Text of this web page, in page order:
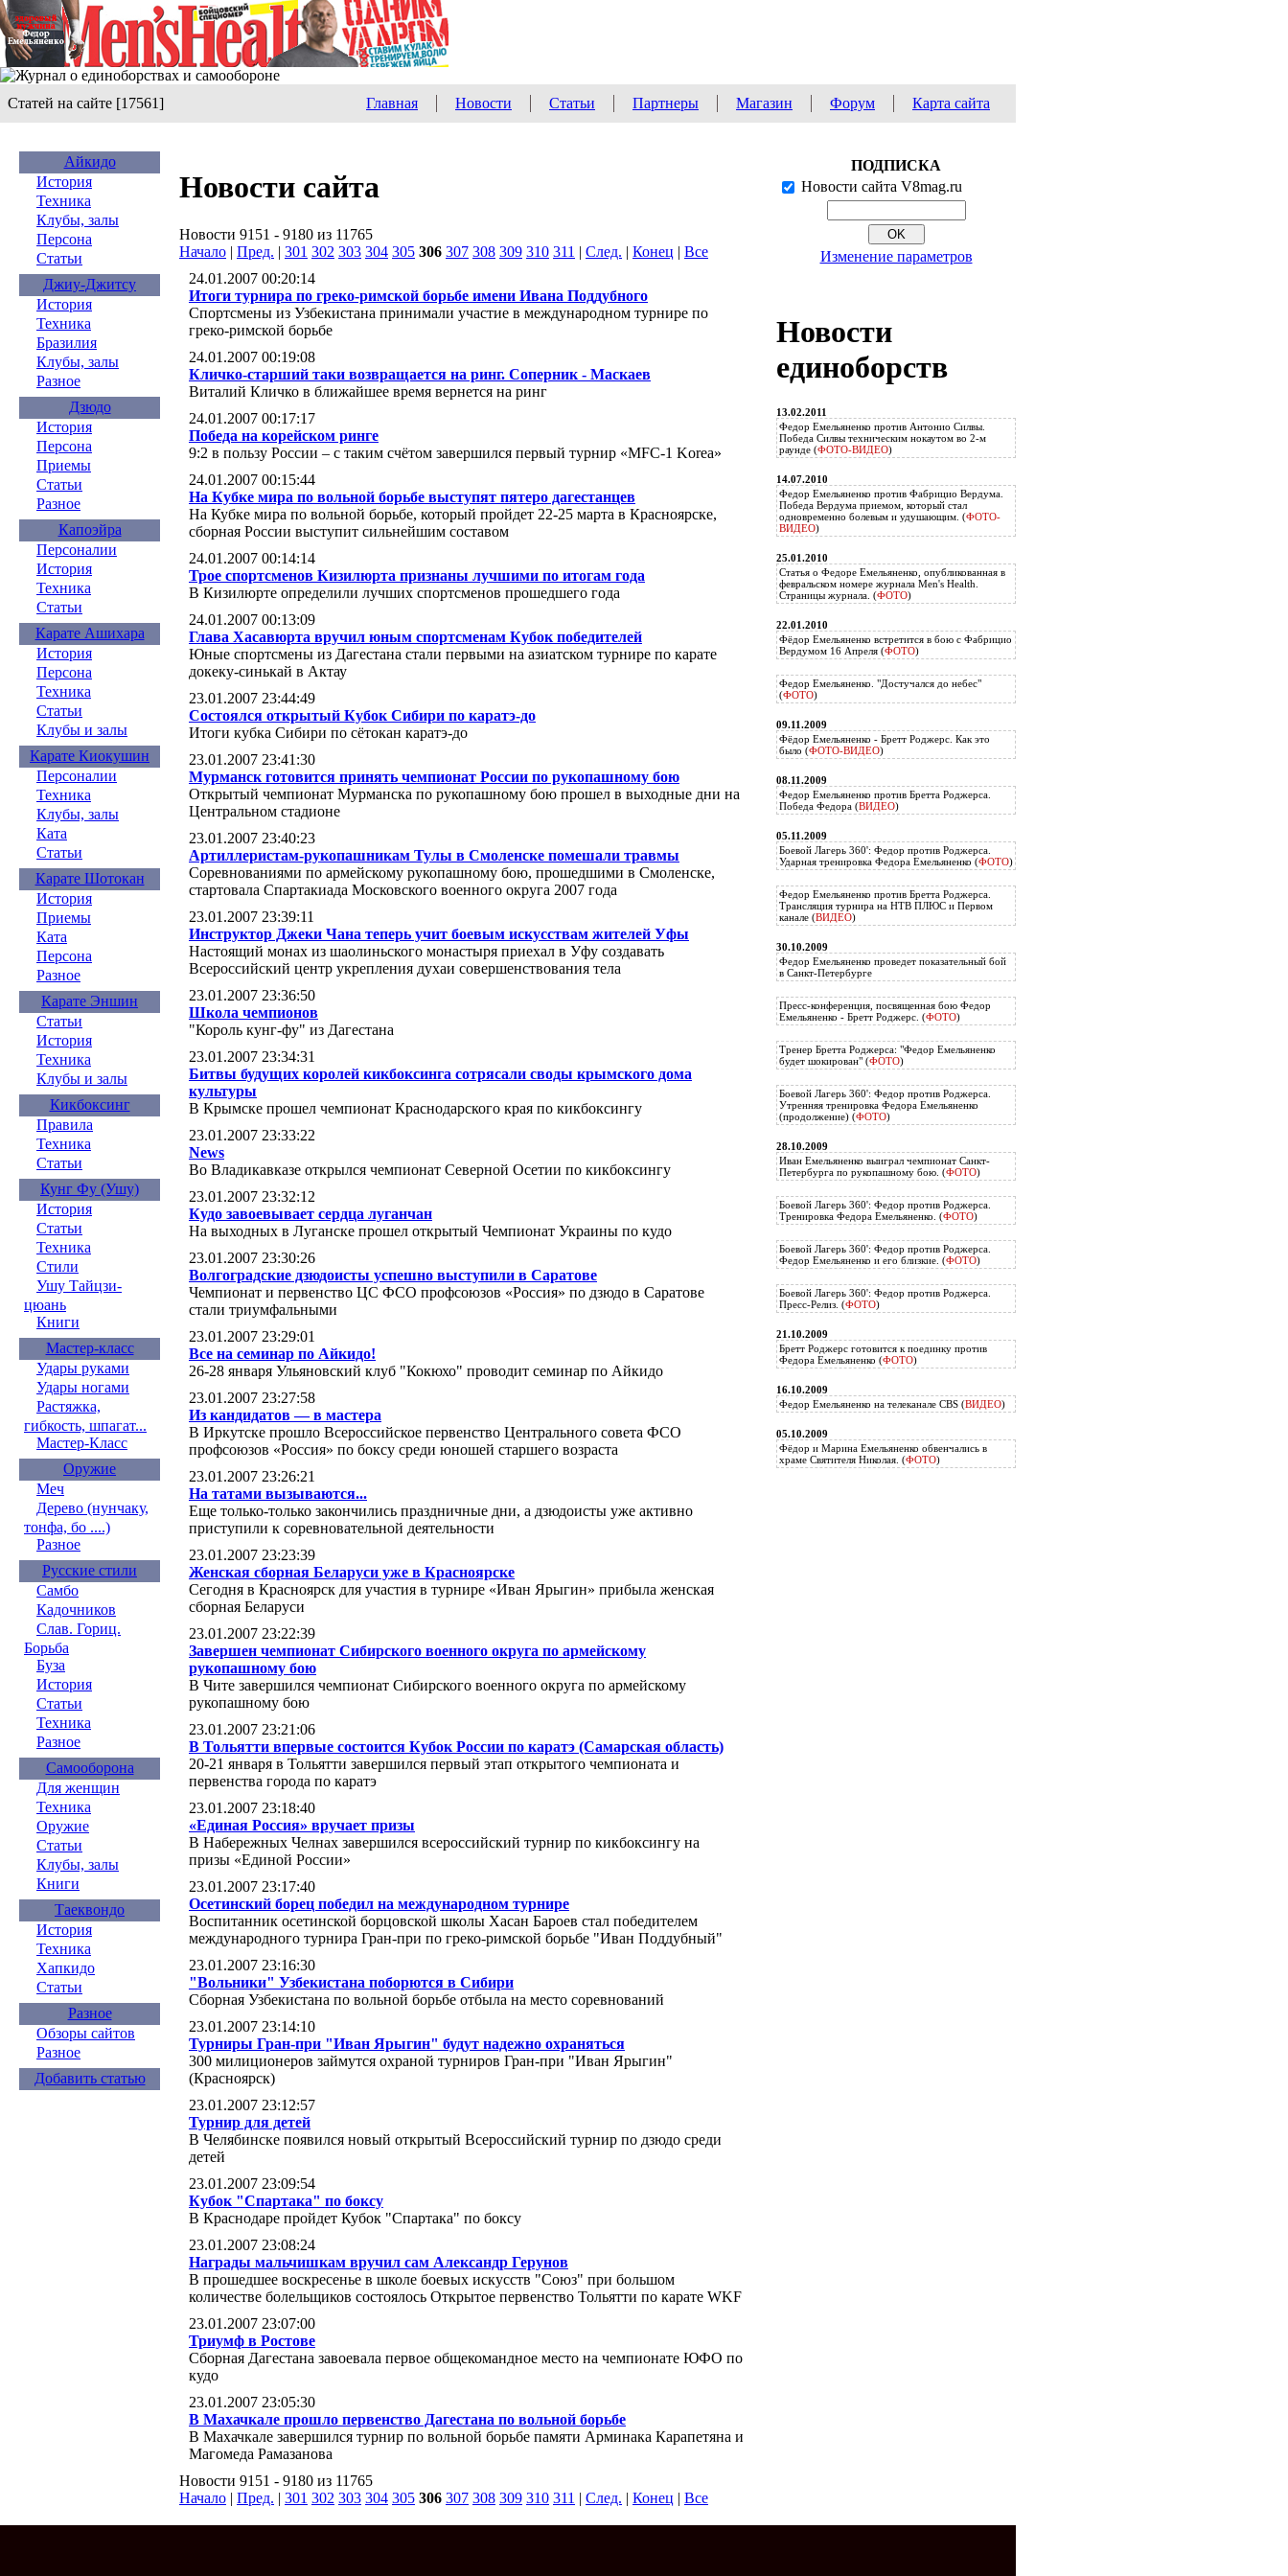
Статей на сайте [17561] Главная Новости Статьи Партнеры Магазин Форум Карта сайта
Айкидо
История
Техника
Клубы, залы
Персона
Статьи
Джиу-Джитсу
История
Техника
Бразилия
Клубы, залы
Разное
Дзюдо
История
Персона
Приемы
Статьи
Разное
Капоэйра
Персоналии
История
Техника
Статьи
Карате Ашихара
История
Персона
Техника
Статьи
Клубы и залы
Карате Киокушин
Персоналии
Техника
Клубы, залы
Ката
Статьи
Карате Шотокан
История
Приемы
Ката
Персона
Разное
Карате Эншин
Статьи
История
Техника
Клубы и залы
Кикбоксинг
Правила
Техника
Статьи
Кунг Фу (Ушу)
История
Статьи
Техника
Стили
Ушу Тайцзи-
цюань
Книги
Мастер-класс
Удары руками
Удары ногами
Растяжка,
гибкость, шпагат...
Мастер-Класс
Оружие
Меч
Дерево (нунчаку,
тонфа, бо ....)
Разное
Русские стили
Самбо
Кадочников
Слав. Гориц.
Борьба
Буза
История
Статьи
Техника
Разное
Самооборона
Для женщин
Техника
Оружие
Статьи
Клубы, залы
Книги
Таеквондо
История
Техника
Хапкидо
Статьи
Разное
Обзоры сайтов
Разное
Добавить статью
Новости сайта
Новости 9151 - 9180 из 11765
Начало | Пред. | 301 302 303 304 305 306 307 308 309 310 311 | След. | Конец | Все
24.01.2007 00:20:14
Итоги турнира по греко-римской борьбе имени Ивана Поддубного
Спортсмены из Узбекистана принимали участие в международном турнире по
греко-римской борьбе
24.01.2007 00:19:08
Кличко-старший таки возвращается на ринг. Соперник - Маскаев
Виталий Кличко в ближайшее время вернется на ринг
24.01.2007 00:17:17
Победа на корейском ринге
9:2 в пользу России – с таким счётом завершился первый турнир «MFC-1 Korea»
24.01.2007 00:15:44
На Кубке мира по вольной борьбе выступят пятеро дагестанцев
На Кубке мира по вольной борьбе, который пройдет 22-25 марта в Красноярске,
сборная России выступит сильнейшим составом
24.01.2007 00:14:14
Трое спортсменов Кизилюрта признаны лучшими по итогам года
В Кизилюрте определили лучших спортсменов прошедшего года
24.01.2007 00:13:09
Глава Хасавюрта вручил юным спортсменам Кубок победителей
Юные спортсмены из Дагестана стали первыми на азиатском турнире по карате
докеку-синькай в Актау
23.01.2007 23:44:49
Состоялся открытый Кубок Сибири по каратэ-до
Итоги кубка Сибири по сётокан каратэ-до
23.01.2007 23:41:30
Мурманск готовится принять чемпионат России по рукопашному бою
Открытый чемпионат Мурманска по рукопашному бою прошел в выходные дни на
Центральном стадионе
23.01.2007 23:40:23
Артиллеристам-рукопашникам Тулы в Смоленске помешали травмы
Соревнованиями по армейскому рукопашному бою, прошедшими в Смоленске,
стартовала Спартакиада Московского военного округа 2007 года
23.01.2007 23:39:11
Инструктор Джеки Чана теперь учит боевым искусствам жителей Уфы
Настоящий монах из шаолиньского монастыря приехал в Уфу создавать
Всероссийский центр укрепления духаи совершенствования тела
23.01.2007 23:36:50
Школа чемпионов
"Король кунг-фу" из Дагестана
23.01.2007 23:34:31
Битвы будущих королей кикбоксинга сотрясали своды крымского дома
культуры
В Крымске прошел чемпионат Краснодарского края по кикбоксингу
23.01.2007 23:33:22
News
Во Владикавказе открылся чемпионат Северной Осетии по кикбоксингу
23.01.2007 23:32:12
Кудо завоевывает сердца луганчан
На выходных в Луганске прошел открытый Чемпионат Украины по кудо
23.01.2007 23:30:26
Волгоградские дзюдоисты успешно выступили в Саратове
Чемпионат и первенство ЦС ФСО профсоюзов «Россия» по дзюдо в Саратове
стали триумфальными
23.01.2007 23:29:01
Все на семинар по Айкидо!
26-28 января Ульяновский клуб "Кокюхо" проводит семинар по Айкидо
23.01.2007 23:27:58
Из кандидатов — в мастера
В Иркутске прошло Всероссийское первенство Центрального совета ФСО
профсоюзов «Россия» по боксу среди юношей старшего возраста
23.01.2007 23:26:21
На татами вызываются...
Еще только-только закончились праздничные дни, а дзюдоисты уже активно
приступили к соревновательной деятельности
23.01.2007 23:23:39
Женская сборная Беларуси уже в Красноярске
Сегодня в Красноярск для участия в турнире «Иван Ярыгин» прибыла женская
сборная Беларуси
23.01.2007 23:22:39
Завершен чемпионат Сибирского военного округа по армейскому
рукопашному бою
В Чите завершился чемпионат Сибирского военного округа по армейскому
рукопашному бою
23.01.2007 23:21:06
В Тольятти впервые состоится Кубок России по каратэ (Самарская область)
20-21 января в Тольятти завершился первый этап открытого чемпионата и
первенства города по каратэ
23.01.2007 23:18:40
«Единая Россия» вручает призы
В Набережных Челнах завершился всероссийский турнир по кикбоксингу на
призы «Единой России»
23.01.2007 23:17:40
Осетинский борец победил на международном турнире
Воспитанник осетинской борцовской школы Хасан Бароев стал победителем
международного турнира Гран-при по греко-римской борьбе "Иван Поддубный"
23.01.2007 23:16:30
"Вольники" Узбекистана поборются в Сибири
Сборная Узбекистана по вольной борьбе отбыла на место соревнований
23.01.2007 23:14:10
Турниры Гран-при "Иван Ярыгин" будут надежно охраняться
300 милиционеров займутся охраной турниров Гран-при "Иван Ярыгин"
(Красноярск)
23.01.2007 23:12:57
Турнир для детей
В Челябинске появился новый открытый Всероссийский турнир по дзюдо среди
детей
23.01.2007 23:09:54
Кубок "Спартака" по боксу
В Краснодаре пройдет Кубок "Спартака" по боксу
23.01.2007 23:08:24
Награды мальчишкам вручил сам Александр Герунов
В прошедшее воскресенье в школе боевых искусств "Союз" при большом
количестве болельщиков состоялось Открытое первенство Тольятти по карате WKF
23.01.2007 23:07:00
Триумф в Ростове
Сборная Дагестана завоевала первое общекомандное место на чемпионате ЮФО по
кудо
23.01.2007 23:05:30
В Махачкале прошло первенство Дагестана по вольной борьбе
В Махачкале завершился турнир по вольной борьбе памяти Арминака Карапетяна и
Магомеда Рамазанова
Новости 9151 - 9180 из 11765
Начало | Пред. | 301 302 303 304 305 306 307 308 309 310 311 | След. | Конец | Все
ПОДПИСКА
Новости сайта V8mag.ru
Изменение параметров
Новости
единоборств
13.02.2011
Федор Емельяненко против Антонио Силвы.
Победа Силвы техническим нокаутом во 2-м
раунде (ФОТО-ВИДЕО)
14.07.2010
Федор Емельяненко против Фабрицио Вердума.
Победа Вердума приемом, который стал
одновременно болевым и удушающим. (ФОТО-
ВИДЕО)
25.01.2010
Статья о Федоре Емельяненко, опубликованная в
февральском номере журнала Men's Health.
Страницы журнала. (ФОТО)
22.01.2010
Фёдор Емельяненко встретится в бою с Фабрицио
Вердумом 16 Апреля (ФОТО)
Федор Емельяненко. "Достучался до небес"
(ФОТО)
09.11.2009
Фёдор Емельяненко - Бретт Роджерс. Как это
было (ФОТО-ВИДЕО)
08.11.2009
Федор Емельяненко против Бретта Роджерса.
Победа Федора (ВИДЕО)
05.11.2009
Боевой Лагерь 360': Федор против Роджерса.
Ударная тренировка Федора Емельяненко (ФОТО)
Федор Емельяненко против Бретта Роджерса.
Трансляция турнира на НТВ ПЛЮС и Первом
канале (ВИДЕО)
30.10.2009
Федор Емельяненко проведет показательный бой
в Санкт-Петербурге
Пресс-конференция, посвященная бою Федор
Емельяненко - Бретт Роджерс. (ФОТО)
Тренер Бретта Роджерса: "Федор Емельяненко
будет шокирован" (ФОТО)
Боевой Лагерь 360': Федор против Роджерса.
Утренняя тренировка Федора Емельяненко
(продолжение) (ФОТО)
28.10.2009
Иван Емельяненко выиграл чемпионат Санкт-
Петербурга по рукопашному бою. (ФОТО)
Боевой Лагерь 360': Федор против Роджерса.
Тренировка Федора Емельяненко. (ФОТО)
Боевой Лагерь 360': Федор против Роджерса.
Федор Емельяненко и его близкие. (ФОТО)
Боевой Лагерь 360': Федор против Роджерса.
Пресс-Релиз. (ФОТО)
21.10.2009
Бретт Роджерс готовится к поединку против
Федора Емельяненко (ФОТО)
16.10.2009
Федор Емельяненко на телеканале CBS (ВИДЕО)
05.10.2009
Фёдор и Марина Емельяненко обвенчались в
храме Святителя Николая. (ФОТО)